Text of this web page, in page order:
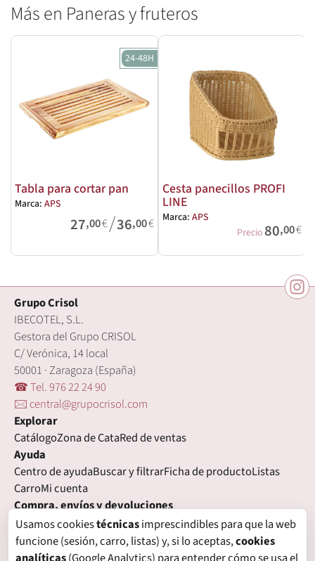
Más en Paneras y fruteros
24-48H
Tabla para cortar pan
Marca: APS
27,00€/36,00€
Cesta panecillos PROFI
LINE
Marca: APS
Precio 80,00€
Grupo Crisol
IBECOTEL, S.L.
Gestora del Grupo CRISOL
C/ Verónica, 14 local
50001 · Zaragoza (España)
☎ Tel. 976 22 24 90
🖂 central@grupocrisol.com
Explorar
CatálogoZona de CataRed de ventas
Ayuda
Centro de ayudaBuscar y filtrarFicha de productoListas
CarroMi cuenta
Compra, envíos y devoluciones
Condiciones de compraFormas de pagoGastos de envío
Plazos de entregaDevolucionesGarantía
Legal
Usamos cookiestécnicasimprescindibles para que la web
funcione (sesión, carro, listas) y, si lo aceptas,cookies